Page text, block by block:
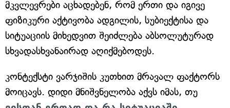
მკვლევრები აცხადებენ, რომ ერთი და იგივე
ფიზიკური აქტივობა ადგილის, სუბიექტისა და
სიტუაციის მიხედვით შეიძლება აბსოლუტურად
სხვადასხვანაირად აღიქმებოდეს.
კონტექსტი ვარჯიშის კუთხით მრავალ ფაქტორს
მოიცავს. დიდი მნიშვნელობა აქვს იმას, თუ